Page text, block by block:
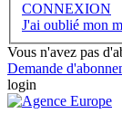
CONNEXION
J'ai oublié mon
Vous n'avez pas
Demande
login